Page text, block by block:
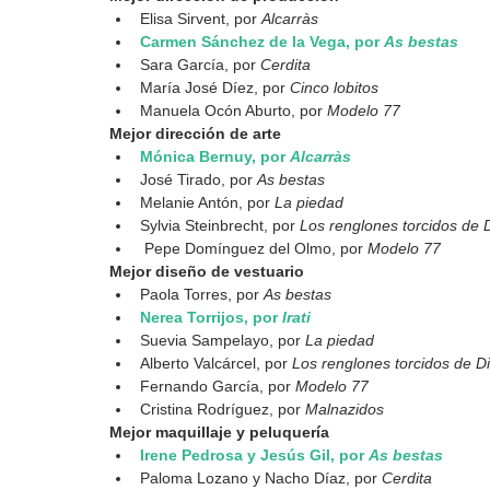
Elisa Sirvent, por Alcarràs
Carmen Sánchez de la Vega, por As bestas
Sara García, por Cerdita
María José Díez, por Cinco lobitos
Manuela Ocón Aburto, por Modelo 77
Mejor dirección de arte
Mónica Bernuy, por Alcarràs
José Tirado, por As bestas
Melanie Antón, por La piedad
Sylvia Steinbrecht, por Los renglones torcidos de
Pepe Domínguez del Olmo, por Modelo 77
Mejor diseño de vestuario
Paola Torres, por As bestas
Nerea Torrijos, por Irati
Suevia Sampelayo, por La piedad
Alberto Valcárcel, por Los renglones torcidos de
Fernando García, por Modelo 77
Cristina Rodríguez, por Malnazidos
Mejor maquillaje y peluquería
Irene Pedrosa y Jesús Gil, por As bestas
Paloma Lozano y Nacho Díaz, por Cerdita